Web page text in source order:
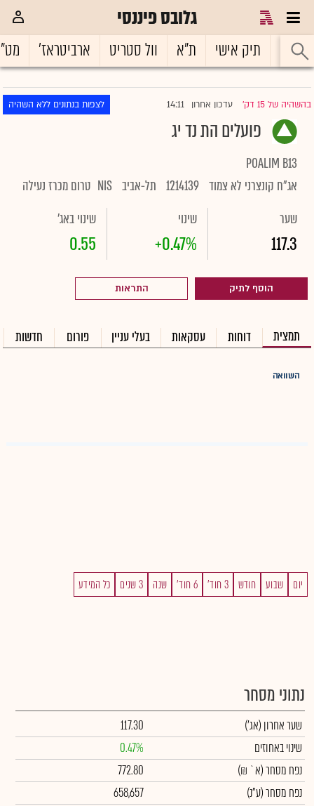
גלובס פיננסי
ראשי תיק אישי ת"א וול סטריט ארביטראז'
בהשהיה של 15 דק' |עדכון אחרון 14:11 לצפות בנתונים ללא השהיה
פועלים הת נד יג
POALIM B13
אג"ח קונצרני לא צמוד 1214139 תל-אביב NIS טרום מכרז נעילה
שער
117.3
שינוי
+0.47%
שינוי באג'
0.55
הוסף לתיק התראות
תמצית דוחות עסקאות בעלי עניין פורום חדשות
השוואה
יום שבוע חודש 3 חוד' 6 חוד' שנה 3 שנים כל המידע
נתוני מסחר
שער אחרון (אג')
117.30
שינוי באחוזים
0.47%
נפח מסחר(א` ₪)
772.80
נפח מסחר(ע"נ)
658,657